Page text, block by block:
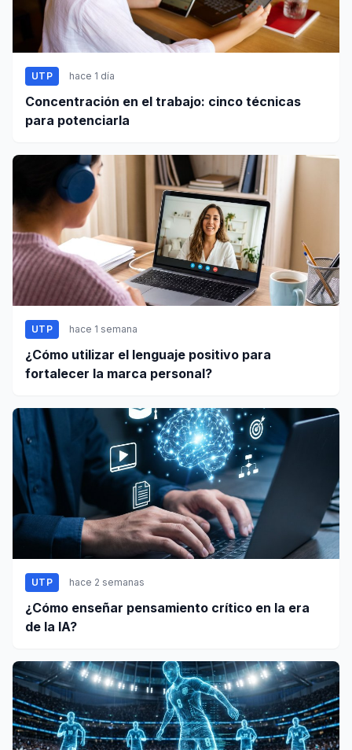
UTP hace 1 día
Concentración en el trabajo: cinco técnicas
para potenciarla
UTP hace 1 semana
¿Cómo utilizar el lenguaje positivo para
fortalecer la marca personal?
UTP hace 2 semanas
¿Cómo enseñar pensamiento crítico en la era
de la IA?